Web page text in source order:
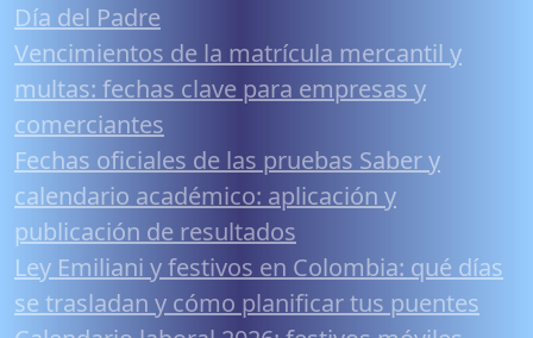
Día del Padre
Vencimientos de la matrícula mercantil y
multas: fechas clave para empresas y
comerciantes
Fechas oficiales de las pruebas Saber y
calendario académico: aplicación y
publicación de resultados
Ley Emiliani y festivos en Colombia: qué días
se trasladan y cómo planificar tus puentes